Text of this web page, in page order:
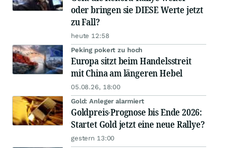
oder bringen sie DIESE Werte jetzt
zu Fall?
heute 12:58
Peking pokert zu hoch
Europa sitzt beim Handelsstreit
mit China am längeren Hebel
05.08.26, 18:00
Gold: Anleger alarmiert
Goldpreis-Prognose bis Ende 2026:
Startet Gold jetzt eine neue Rallye?
gestern 13:00